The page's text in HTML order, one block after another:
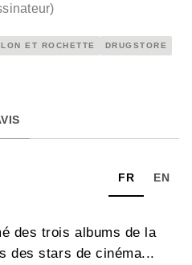
)
ET ROCHETTE DRUGSTORE
FR EN
des trois albums de la
des stars de cinéma...